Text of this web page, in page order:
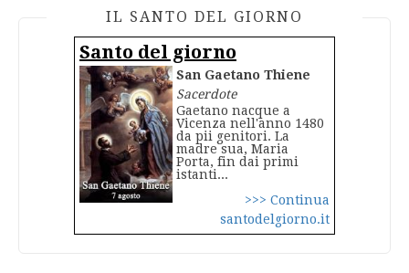
IL SANTO DEL GIORNO
Santo del giorno
San Gaetano Thiene
Sacerdote
Gaetano nacque a
Vicenza nell'anno 1480
da pii genitori. La
madre sua, Maria
Porta, fin dai primi
istanti...
>>> Continua
santodelgiorno.it